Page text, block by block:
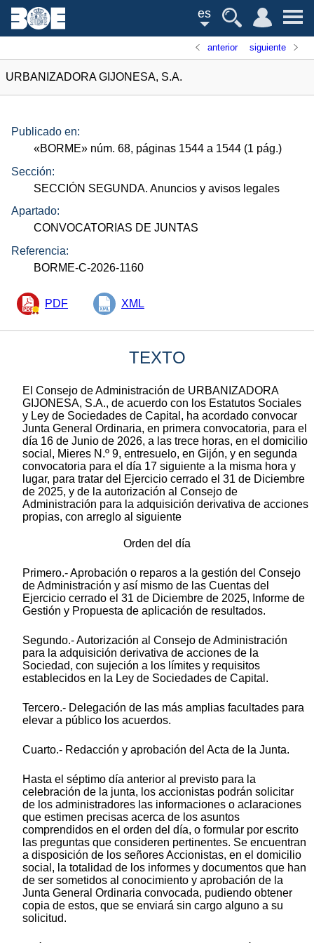
es
anterior siguiente
URBANIZADORA GIJONESA, S.A.
Publicado en:
«BORME» núm. 68, páginas 1544 a 1544 (1 pág.)
Sección:
SECCIÓN SEGUNDA. Anuncios y avisos legales
Apartado:
CONVOCATORIAS DE JUNTAS
Referencia:
BORME-C-2026-1160
PDF XML
TEXTO
El Consejo de Administración de URBANIZADORA
GIJONESA, S.A., de acuerdo con los Estatutos Sociales
y Ley de Sociedades de Capital, ha acordado convocar
Junta General Ordinaria, en primera convocatoria, para el
día 16 de Junio de 2026, a las trece horas, en el domicilio
social, Mieres N.º 9, entresuelo, en Gijón, y en segunda
convocatoria para el día 17 siguiente a la misma hora y
lugar, para tratar del Ejercicio cerrado el 31 de Diciembre
de 2025, y de la autorización al Consejo de
Administración para la adquisición derivativa de acciones
propias, con arreglo al siguiente
Orden del día
Primero.- Aprobación o reparos a la gestión del Consejo
de Administración y así mismo de las Cuentas del
Ejercicio cerrado el 31 de Diciembre de 2025, Informe de
Gestión y Propuesta de aplicación de resultados.
Segundo.- Autorización al Consejo de Administración
para la adquisición derivativa de acciones de la
Sociedad, con sujeción a los límites y requisitos
establecidos en la Ley de Sociedades de Capital.
Tercero.- Delegación de las más amplias facultades para
elevar a público los acuerdos.
Cuarto.- Redacción y aprobación del Acta de la Junta.
Hasta el séptimo día anterior al previsto para la
celebración de la junta, los accionistas podrán solicitar
de los administradores las informaciones o aclaraciones
que estimen precisas acerca de los asuntos
comprendidos en el orden del día, o formular por escrito
las preguntas que consideren pertinentes. Se encuentran
a disposición de los señores Accionistas, en el domicilio
social, la totalidad de los informes y documentos que han
de ser sometidos al conocimiento y aprobación de la
Junta General Ordinaria convocada, pudiendo obtener
copia de estos, que se enviará sin cargo alguno a su
solicitud.